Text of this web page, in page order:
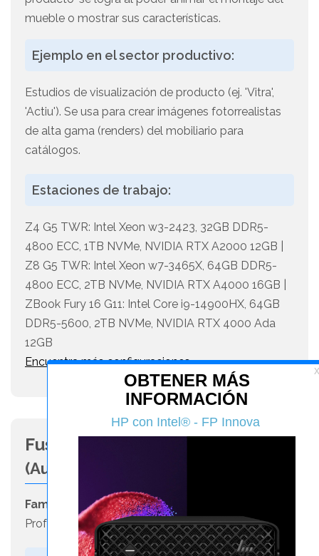
mueble o mostrar sus características.
Ejemplo en el sector productivo:
Estudios de visualización de producto (ej. 'Vitra',
'Actiu'). Se usa para crear imágenes fotorrealistas
de alta gama (renders) del mobiliario para
catálogos.
Estaciones de trabajo:
Z4 G5 TWR: Intel Xeon w3-2423, 32GB DDR5-
4800 ECC, 1TB NVMe, NVIDIA RTX A2000 12GB |
Z8 G5 TWR: Intel Xeon w7-3465X, 64GB DDR5-
4800 ECC, 2TB NVMe, NVIDIA RTX A4000 16GB |
ZBook Fury 16 G11: Intel Core i9-14900HX, 64GB
DDR5-5600, 2TB NVMe, NVIDIA RTX 4000 Ada
12GB
Encuentra más configuraciones
Fusion 360 Fabrication Bundle -
(Autodesk)
Familia: Fabricación Mecánica -
Profesional Básico en Fabricación y Montaje